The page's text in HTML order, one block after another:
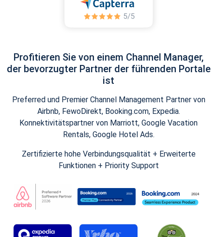
Profitieren Sie von einem Channel Manager,
der bevorzugter Partner der führenden Portale
ist
Preferred und Premier Channel Management Partner von
Airbnb, FewoDirekt, Booking.com, Expedia.
Konnektivitätspartner von Marriott, Google Vacation
Rentals, Google Hotel Ads.
Zertifizierte hohe Verbindungsqualität + Erweiterte
Funktionen + Priority Support